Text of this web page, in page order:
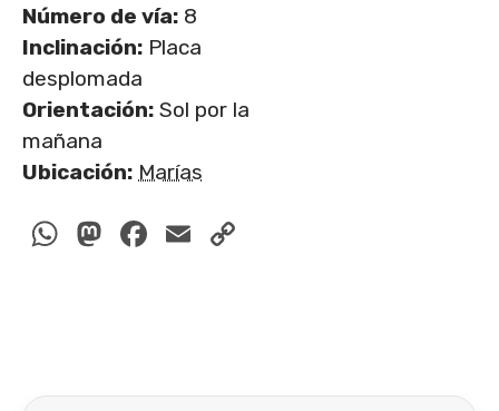
Número de vía: 8
Inclinación: Placa
desplomada
Orientación: Sol por la
mañana
Ubicación: Marías
WhatsApp
Mastodon
Facebook
Email